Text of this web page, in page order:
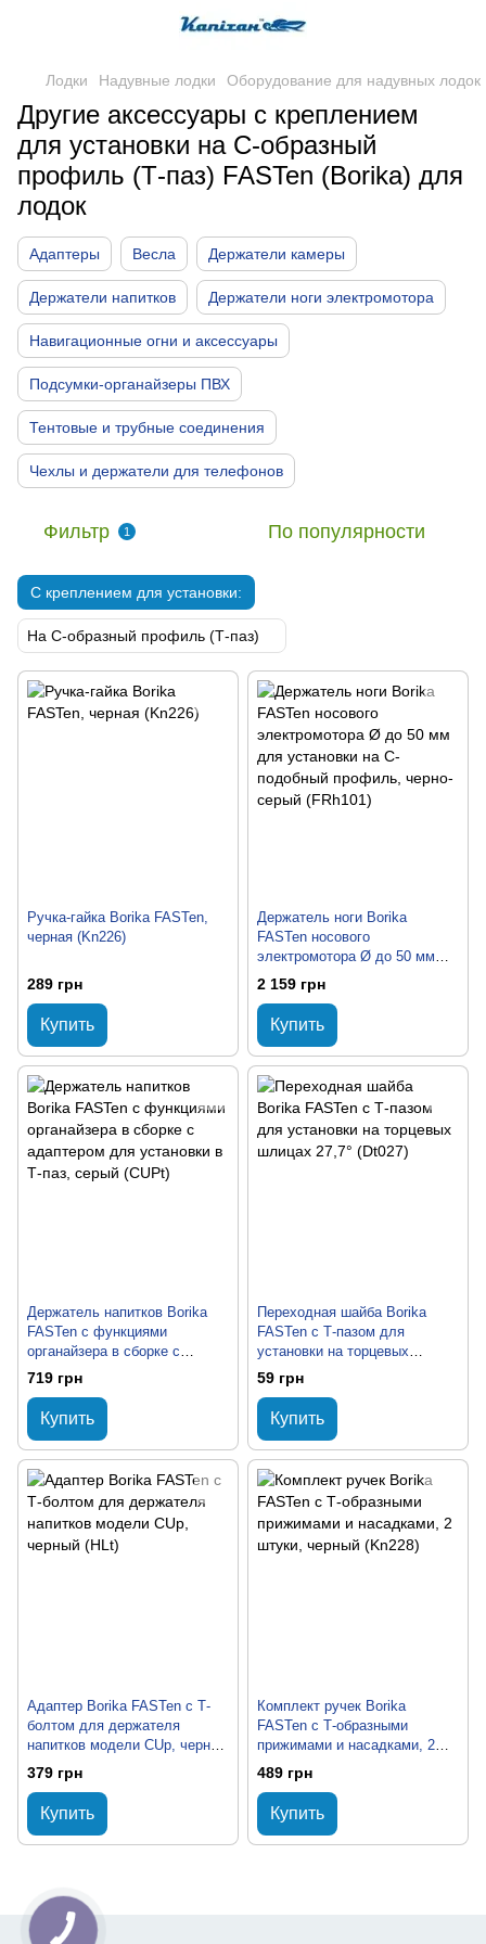
Лодки Надувные лодки Оборудование для надувных лодок
Другие аксессуары с креплением
для установки на С-образный
профиль (Т-паз) FASTen (Borika) для
лодок
Адаптеры Весла Держатели камеры
Держатели напитков Держатели ноги электромотора
Навигационные огни и аксессуары
Подсумки-органайзеры ПВХ
Тентовые и трубные соединения
Чехлы и держатели для телефонов
Фильтр 1 По популярности
С креплением для установки:
На С-образный профиль (Т-паз)
Ручка-гайка Borika FASTen,
черная (Kn226)
289 грн
Купить
Держатель ноги Borika
FASTen носового
электромотора Ø до 50 мм
для установки на С-подобный
профиль, черно-серый
(FRh101)
2 159 грн
Купить
Держатель напитков Borika
FASTen с функциями
органайзера в сборке с
адаптером для установки в Т-
паз, серый (CUPt)
719 грн
Купить
Переходная шайба Borika
FASTen с Т-пазом для
установки на торцевых
шлицах 27,7° (Dt027)
59 грн
Купить
Адаптер Borika FASTen c Т-
болтом для держателя
напитков модели CUp, черный
(HLt)
379 грн
Купить
Комплект ручек Borika
FASTen с Т-образными
прижимами и насадками, 2
штуки, черный (Kn228)
489 грн
Купить